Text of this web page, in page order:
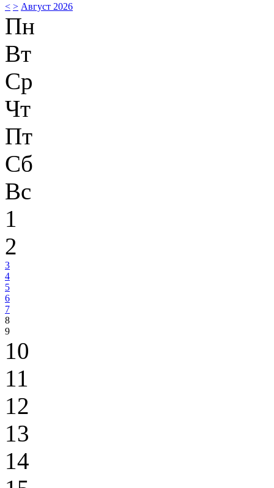
< > Август 2026
Пн
Вт
Ср
Чт
Пт
Сб
Вс
1
2
3
4
5
6
7
8
9
10
11
12
13
14